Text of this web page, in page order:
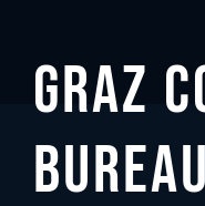
Graz
Bureau